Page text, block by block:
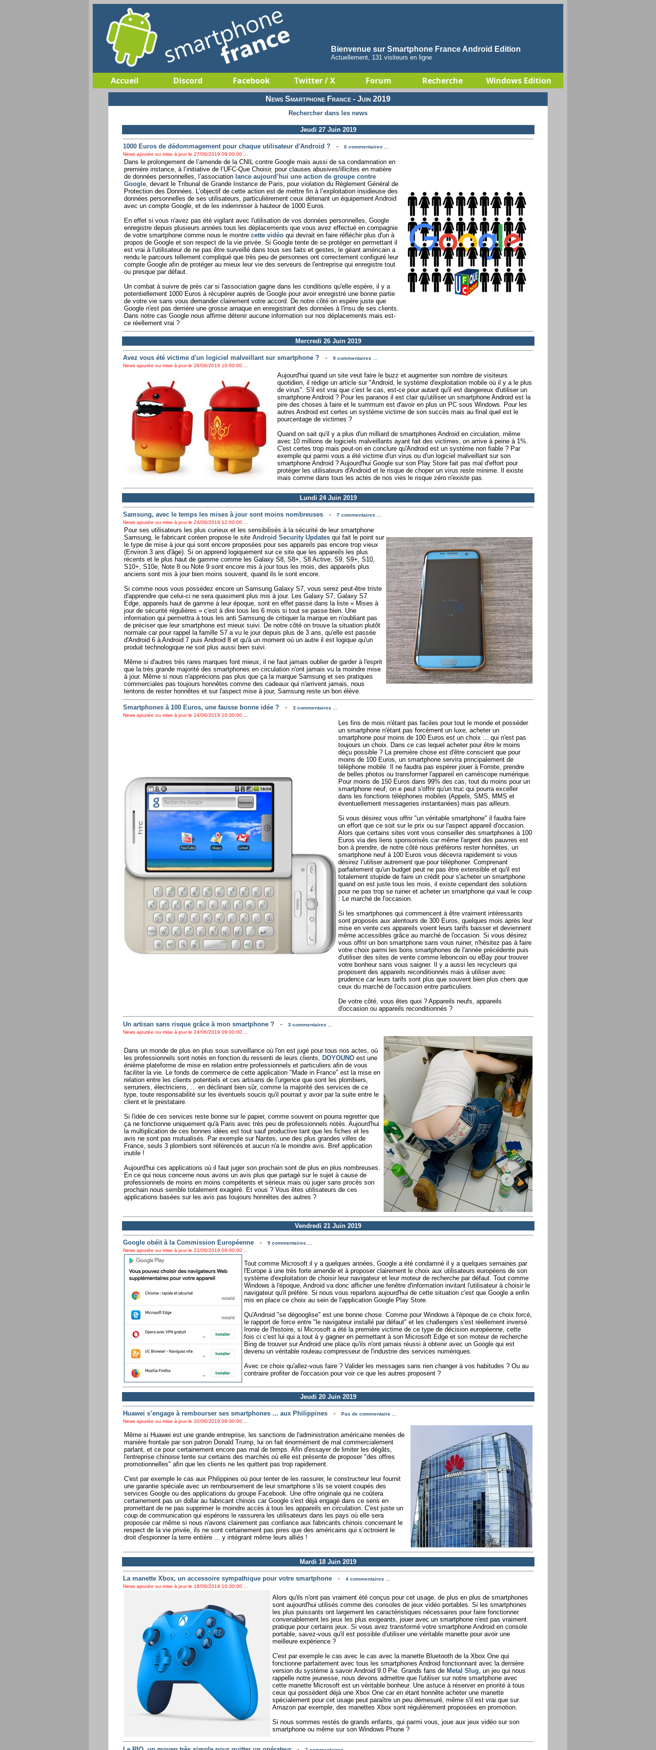
Bienvenue sur Smartphone France Android Edition
Actuellement, 131 visiteurs en ligne
Accueil Discord Facebook Twitter / X Forum Recherche Windows Edition
News Smartphone France - Juin 2019
Rechercher dans les news
Jeudi 27 Juin 2019
1000 Euros de dédommagement pour chaque utilisateur d'Android ?-
6 commentaires ...
News ajoutée ou mise à jour le 27/06/2019 09:00:00 ...
Dans le prolongement de l’amende de la CNIL contre Google mais aussi de sa condamnation en
première instance, à l’initiative de l’UFC-Que Choisir, pour clauses abusives/illicites en matière
de données personnelles, l’association lance aujourd’hui une action de groupe contre
Google, devant le Tribunal de Grande Instance de Paris, pour violation du Règlement Général de
Protection des Données. L’objectif de cette action est de mettre fin à l’exploitation insidieuse des
données personnelles de ses utilisateurs, particulièrement ceux détenant un équipement Android
avec un compte Google, et de les indemniser à hauteur de 1000 Euros.
En effet si vous n'avez pas été vigilant avec l'utilisation de vos données personnelles, Google
enregistre depuis plusieurs années tous les déplacements que vous avez effectué en compagnie
de votre smartphone comme nous le montre cette vidéoqui devrait en faire réfléchir plus d'un à
propos de Google et son respect de la vie privée. Si Google tente de se protéger en permettant il
est vrai à l'utilisateur de ne pas être surveillé dans tous ses faits et gestes, le géant américain a
rendu le parcours tellement compliqué que très peu de personnes ont correctement configuré leur
compte Google afin de protéger au mieux leur vie des serveurs de l'entreprise qui enregistre tout
ou presque par défaut.
Un combat à suivre de près car si l'association gagne dans les conditions qu'elle espère, il y a
potentiellement 1000 Euros à récupérer auprès de Google pour avoir enregistré une bonne partie
de votre vie sans vous demander clairement votre accord. De notre côté on espère juste que
Google n'est pas derrière une grosse arnaque en enregistrant des données à l'insu de ses clients.
Dans notre cas Google nous affirme détenir aucune information sur nos déplacements mais est-
ce réellement vrai ?
Mercredi 26 Juin 2019
Avez vous été victime d'un logiciel malveillant sur smartphone ?-
9 commentaires ...
News ajoutée ou mise à jour le 26/06/2019 10:00:00 ...
Aujourd'hui quand un site veut faire le buzz et augmenter son nombre de visiteurs
quotidien, il rédige un article sur "Android, le système d'exploitation mobile où il y a le plus
de virus". S'il est vrai que c'est le cas, est-ce pour autant qu'il est dangereux d'utiliser un
smartphone Android ? Pour les paranos il est clair qu'utiliser un smartphone Android est la
pire des choses à faire et le summum est d'avoir en plus un PC sous Windows. Pour les
autres Android est certes un système victime de son succès mais au final quel est le
pourcentage de victimes ?
Quand on sait qu'il y a plus d'un milliard de smartphones Android en circulation, même
avec 10 millions de logiciels malveillants ayant fait des victimes, on arrive à peine à 1%.
C'est certes trop mais peut-on en conclure qu'Android est un système non fiable ? Par
exemple qui parmi vous a été victime d'un virus ou d'un logiciel malveillant sur son
smartphone Android ? Aujourd'hui Google sur son Play Store fait pas mal d'effort pour
protéger les utilisateurs d'Android et le risque de choper un virus reste minime. Il existe
mais comme dans tous les actes de nos vies le risque zéro n'existe pas.
Lundi 24 Juin 2019
Samsung, avec le temps les mises à jour sont moins nombreuses-
7 commentaires ...
News ajoutée ou mise à jour le 24/06/2019 12:00:00 ...
Pour ses utilisateurs les plus curieux et les sensibilisés à la sécurité de leur smartphone
Samsung, le fabricant coréen propose le site Android Security Updatesqui fait le point sur
le type de mise à jour qui sont encore proposées pour ses appareils pas encore trop vieux
(Environ 3 ans d'âge). Si on apprend logiquement sur ce site que les appareils les plus
récents et le plus haut de gamme comme les Galaxy S8, S8+, S8 Active, S9, S9+, S10,
S10+, S10e, Note 8 ou Note 9 sont encore mis à jour tous les mois, des appareils plus
anciens sont mis à jour bien moins souvent, quand ils le sont encore.
Si comme nous vous possédez encore un Samsung Galaxy S7, vous serez peut-être triste
d'apprendre que celui-ci ne sera quasiment plus mis à jour. Les Galaxy S7, Galaxy S7
Edge, appareils haut de gamme à leur époque, sont en effet passé dans la liste « Mises à
jour de sécurité régulières » c'est à dire tous les 6 mois si tout se passe bien. Une
information qui permettra à tous les anti Samsung de critiquer la marque en n'oubliant pas
de préciser que leur smartphone est mieux suivi. De notre côté on trouve la situation plutôt
normale car pour rappel la famille S7 a vu le jour depuis plus de 3 ans, qu'elle est passée
d'Android 6 à Android 7 puis Android 8 et qu'à un moment où un autre il est logique qu'un
produit technologique ne soit plus aussi bien suivi.
Même si d'autres très rares marques font mieux, il ne faut jamais oublier de garder à l'esprit
que la très grande majorité des smartphones en circulation n'ont jamais vu la moindre mise
à jour. Même si nous n'apprécions pas plus que ça la marque Samsung et ses pratiques
commerciales pas toujours honnêtes comme des cadeaux qui n'arrivent jamais, nous
tentons de rester honnêtes et sur l'aspect mise à jour, Samsung reste un bon élève.
Smartphones à 100 Euros, une fausse bonne idée ?-
3 commentaires ...
News ajoutée ou mise à jour le 24/06/2019 10:30:00 ...
Les fins de mois n'étant pas faciles pour tout le monde et posséder
un smartphone n'étant pas forcément un luxe, acheter un
smartphone pour moins de 100 Euros est un choix ... qui n'est pas
toujours un choix. Dans ce cas lequel acheter pour être le moins
déçu possible ? La première chose est d'être conscient que pour
moins de 100 Euros, un smartphone servira principalement de
téléphone mobile. Il ne faudra pas espérer jouer à Fornite, prendre
de belles photos ou transformer l'appareil en caméscope numérique.
Pour moins de 150 Euros dans 99% des cas, tout du moins pour un
smartphone neuf, on e peut s'offrir qu'un truc qui pourra exceller
dans les fonctions téléphones mobiles (Appels, SMS, MMS et
éventuellement messageries instantanées) mais pas ailleurs.
Si vous désirez vous offrir "un véritable smartphone" il faudra faire
un effort que ce soit sur le prix ou sur l'aspect appareil d'occasion.
Alors que certains sites vont vous conseiller des smartphones à 100
Euros via des liens sponsorisés car même l'argent des pauvres est
bon à prendre, de notre côté nous préférons rester honnêtes, un
smartphone neuf à 100 Euros vous décevra rapidement si vous
désirez l’utiliser autrement que pour téléphoner. Comprenant
parfaitement qu'un budget peut ne pas être extensible et qu'il est
totalement stupide de faire un crédit pour s'acheter un smartphone
quand on est juste tous les mois, il existe cependant des solutions
pour ne pas trop se ruiner et acheter un smartphone qui vaut le coup
: Le marché de l'occasion.
Si les smartphones qui commencent à être vraiment intéressants
sont proposés aux alentours de 300 Euros, quelques mois après leur
mise en vente ces appareils voient leurs tarifs baisser et deviennent
même accessibles grâce au marché de l'occasion. Si vous désirez
vous offrir un bon smartphone sans vous ruiner, n'hésitez pas à faire
votre choix parmi les bons smartphones de l'année précédente puis
d'utiliser des sites de vente comme leboncoin ou eBay pour trouver
votre bonheur sans vous saigner. Il y a aussi les recycleurs qui
proposent des appareils reconditionnés mais à utiliser avec
prudence car leurs tarifs sont plus que souvent bien plus chers que
ceux du marché de l'occasion entre particuliers.
De votre côté, vous êtes quoi ? Appareils neufs, appareils
d'occasion ou appareils reconditionnés ?
Un artisan sans risque grâce à mon smartphone ?-
3 commentaires ...
News ajoutée ou mise à jour le 24/06/2019 09:00:00 ...
Dans un monde de plus en plus sous surveillance où l'on est jugé pour tous nos actes, où
les professionnels sont notés en fonction du ressenti de leurs clients,
DOYOUNOest une
énième plateforme de mise en relation entre professionnels et particuliers afin de vous
faciliter la vie. Le fonds de commerce de cette application "Made in France" est la mise en
relation entre les clients potentiels et ces artisans de l'urgence que sont les plombiers,
serruriers, électriciens, ... en déclinant bien sûr, comme la majorité des services de ce
type, toute responsabilité sur les éventuels soucis qu'il pourrait y avoir par la suite entre le
client et le prestataire.
Si l'idée de ces services reste bonne sur le papier, comme souvent on pourra regretter que
ça ne fonctionne uniquement qu'à Paris avec très peu de professionnels notés. Aujourd'hui
la multiplication de ces bonnes idées est tout sauf productive tant que les fiches et les
avis ne sont pas mutualisés. Par exemple sur Nantes, une des plus grandes villes de
France, seuls 3 plombiers sont référencés et aucun n'a le moindre avis. Bref application
inutile !
Aujourd'hui ces applications où il faut juger son prochain sont de plus en plus nombreuses.
En ce qui nous concerne nous avons un avis plus que partagé sur le sujet à cause de
professionnels de moins en moins compétents et sérieux mais où juger sans procès son
prochain nous semble totalement exagéré. Et vous ? Vous êtes utilisateurs de ces
applications basées sur les avis pas toujours honnêtes des autres ?
Vendredi 21 Juin 2019
Google obéit à la Commission Européenne-
9 commentaires ...
News ajoutée ou mise à jour le 21/06/2019 09:00:00 ...
Tout comme Microsoft il y a quelques années, Google a été condamné il y a quelques semaines par
l'Europe à une très forte amende et à proposer clairement le choix aux utilisateurs européens de son
système d'exploitation de choisir leur navigateur et leur moteur de recherche par défaut. Tout comme
Windows à l'époque, Android va donc afficher une fenêtre d'information invitant l'utilisateur à choisir le
navigateur qu'il préfère. Si nous vous reparlons aujourd'hui de cette situation c'est que Google a enfin
mis en place ce choix au sein de l'application Google Play Store.
Qu'Android "se dégooglise" est une bonne chose. Comme pour Windows à l'époque de ce choix forcé,
le rapport de force entre "le navigateur installé par défaut" et les challengers s'est réellement inversé.
Ironie de l'histoire, si Microsoft a été la première victime de ce type de décision européenne, cette
fois ci c'est lui qui a tout à y gagner en permettant à son Microsoft Edge et son moteur de recherche
Bing de trouver sur Android une place qu'ils n'ont jamais réussi à obtenir avec un Google qui est
devenu un véritable rouleau compresseur de l'industrie des services numériques.
Avec ce choix qu'allez-vous faire ? Valider les messages sans rien changer à vos habitudes ? Ou au
contraire profiter de l'occasion pour voir ce que les autres proposent ?
Jeudi 20 Juin 2019
Huawei s’engage à rembourser ses smartphones ... aux Philippines-
Pas de commentaire ...
News ajoutée ou mise à jour le 20/06/2019 09:30:00 ...
Même si Huawei est une grande entreprise, les sanctions de l'administration américaine menées de
manière frontale par son patron Donald Trump, lui on fait énormément de mal commercialement
parlant, et ce pour certainement encore pas mal de temps. Afin d'essayer de limiter les dégâts,
l'entreprise chinoise tente sur certains des marchés où elle est présente de proposer "des offres
promotionnelles" afin que les clients ne les quittent pas trop rapidement.
C'est par exemple le cas aux Philippines où pour tenter de les rassurer, le constructeur leur fournit
une garantie spéciale avec un remboursement de leur smartphone s’ils se voient coupés des
services Google ou des applications du groupe Facebook. Une offre originale qui ne coûtera
certainement pas un dollar au fabricant chinois car Google s'est déjà engagé dans ce sens en
promettant de ne pas supprimer le moindre accès à tous les appareils en circulation. C'est juste un
coup de communication qui espérons le rassurera les utilisateurs dans les pays où elle sera
proposée car même si nous n'avons clairement pas confiance aux fabricants chinois concernant le
respect de la vie privée, ils ne sont certainement pas pires que des américains qui s’octroient le
droit d'espionner la terre entière ... y intégrant même leurs alliés !
Mardi 18 Juin 2019
La manette Xbox, un accessoire sympathique pour votre smartphone-
4 commentaires ...
News ajoutée ou mise à jour le 18/06/2019 10:30:00 ...
Alors qu'ils n'ont pas vraiment été conçus pour cet usage, de plus en plus de smartphones
sont aujourd'hui utilisés comme des consoles de jeux vidéo portables. Si les smartphones
les plus puissants ont largement les caractéristiques nécessaires pour faire fonctionner
convenablement les jeux les plus exigeants, jouer avec un smartphone n'est pas vraiment
pratique pour certains jeux. Si vous avez transformé votre smartphone Android en console
portable, savez-vous qu'il est possible d'utiliser une véritable manette pour avoir une
meilleure expérience ?
C'est par exemple le cas avec le cas avec la manette Bluetooth de la Xbox One qui
fonctionne parfaitement avec tous les smartphones Android fonctionnant avec la dernière
version du système à savoir Android 9.0 Pie. Grands fans de Metal Slug, un jeu qui nous
rappelle notre jeunesse, nous devons admettre que l'utiliser sur notre smartphone avec
cette manette Microsoft est un véritable bonheur. Une astuce à réserver en priorité à tous
ceux qui possèdent déjà une Xbox One car en étant honnête acheter une manette
spécialement pour cet usage peut paraître un peu démesuré, même s'il est vrai que sur
Amazon par exemple, des manettes Xbox sont régulièrement proposées en promotion.
Si nous sommes restés de grands enfants, qui parmi vous, joue aux jeux vidéo sur son
smartphone ou même sur son Windows Phone ?